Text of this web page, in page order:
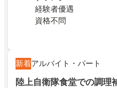
経験者優遇
資格不問
新着アルバイト・パート
陸上自衛隊食堂での調理